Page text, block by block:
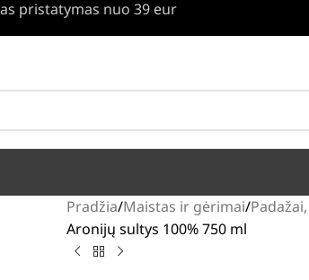
pristatymas nuo 39 eur
Pradžia Maistas ir gėrimai
Aronijų sultys 100% 750 ml